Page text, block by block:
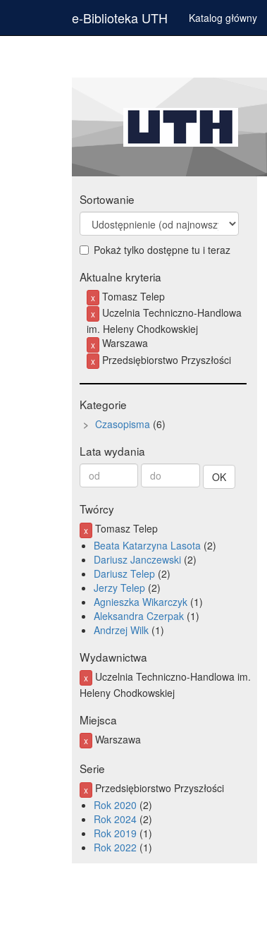
e-Biblioteka UTH Katalog główny
Sortowanie
Pokaż tylko dostępne tu i teraz
Aktualne kryteria
x Tomasz Telep
x
Uczelnia Techniczno-Handlowa
im. Heleny Chodkowskiej
x Warszawa
x Przedsiębiorstwo Przyszłości
Kategorie
Czasopisma 6
Lata wydania
Od
roku
Do
roku
Twórcy
x Tomasz Telep
Beata Katarzyna Lasota 2
Dariusz Janczewski 2
Dariusz Telep 2
Jerzy Telep 2
Agnieszka Wikarczyk 1
Aleksandra Czerpak 1
Andrzej Wilk 1
Wydawnictwa
x
Uczelnia Techniczno-Handlowa im.
Heleny Chodkowskiej
Miejsca
x Warszawa
Serie
x
Przedsiębiorstwo Przyszłości
Rok 2020 2
Rok 2024 2
Rok 2019 1
Rok 2022 1